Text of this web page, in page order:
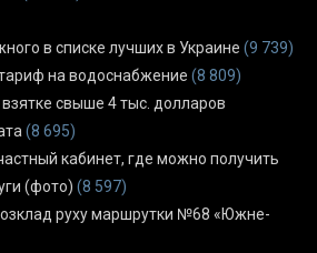
в списке лучших в Украине (9 739)
на водоснабжение (8 809)
свыше 4 тыс. долларов
(8 695)
кабинет, где можно получить
(фото) (8 597)
руху маршрутки №68 «Южне-